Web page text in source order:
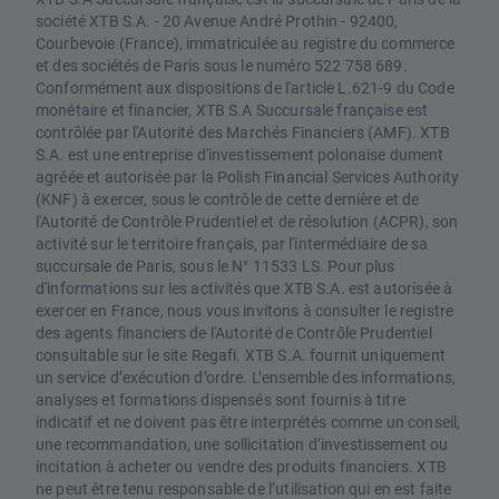
société XTB S.A. - 20 Avenue André Prothin - 92400,
Courbevoie (France), immatriculée au registre du commerce
et des sociétés de Paris sous le numéro 522 758 689.
Conformément aux dispositions de l'article L.621-9 du Code
monétaire et financier, XTB S.A Succursale française est
contrôlée par l'Autorité des Marchés Financiers (AMF). XTB
S.A. est une entreprise d'investissement polonaise dument
agréée et autorisée par la Polish Financial Services Authority
(KNF) à exercer, sous le contrôle de cette dernière et de
l'Autorité de Contrôle Prudentiel et de résolution (ACPR), son
activité sur le territoire français, par l'intermédiaire de sa
succursale de Paris, sous le N° 11533 LS. Pour plus
d'informations sur les activités que XTB S.A. est autorisée à
exercer en France, nous vous invitons à consulter le registre
des agents financiers de l'Autorité de Contrôle Prudentiel
consultable sur le site Regafi. XTB S.A. fournit uniquement
un service d’exécution d’ordre. L’ensemble des informations,
analyses et formations dispensés sont fournis à titre
indicatif et ne doivent pas être interprétés comme un conseil,
une recommandation, une sollicitation d’investissement ou
incitation à acheter ou vendre des produits financiers. XTB
ne peut être tenu responsable de l’utilisation qui en est faite